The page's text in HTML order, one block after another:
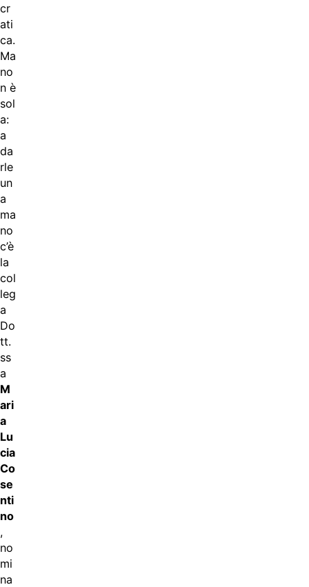
cr
ati
ca.
Ma
no
n è
sol
a:
a
da
rle
un
a
ma
no
c’è
la
col
leg
a
Do
tt.
ss
a
M
ari
a
Lu
cia
Co
se
nti
no
,
no
mi
na